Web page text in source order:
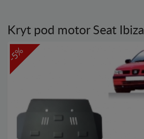
Kryt pod motor Seat Ibiza
-5%